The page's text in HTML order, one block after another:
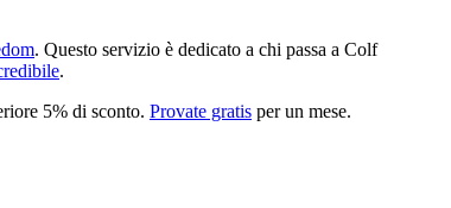
. Questo servizio è dedicato a chi passa a Colf
.
5% di sconto. Provate gratis per un mese.